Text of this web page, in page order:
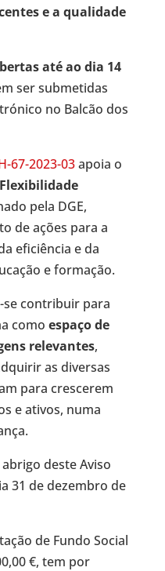
e a qualidade
até ao dia 14
ser submetidas
no Balcão dos
67-2023-03apoia o
pela DGE,
de ações para a
eficiência e da
e formação.
se contribuir para
como espaço de
relevantes,
as diversas
para crescerem
e ativos, numa
deste Aviso
31 de dezembro de
de Fundo Social
€, tem por